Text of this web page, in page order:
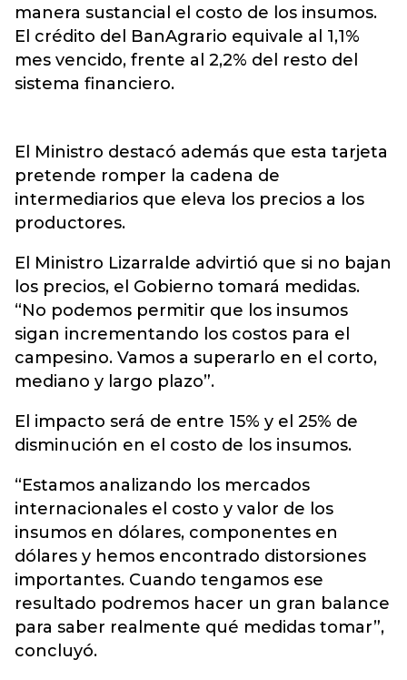
manera sustancial el costo de los insumos.
El crédito del BanAgrario equivale al 1,1%
mes vencido, frente al 2,2% del resto del
sistema financiero.
El Ministro destacó además que esta tarjeta
pretende romper la cadena de
intermediarios que eleva los precios a los
productores.
El Ministro Lizarralde advirtió que si no bajan
los precios, el Gobierno tomará medidas.
“No podemos permitir que los insumos
sigan incrementando los costos para el
campesino. Vamos a superarlo en el corto,
mediano y largo plazo”.
El impacto será de entre 15% y el 25% de
disminución en el costo de los insumos.
“Estamos analizando los mercados
internacionales el costo y valor de los
insumos en dólares, componentes en
dólares y hemos encontrado distorsiones
importantes. Cuando tengamos ese
resultado podremos hacer un gran balance
para saber realmente qué medidas tomar”,
concluyó.